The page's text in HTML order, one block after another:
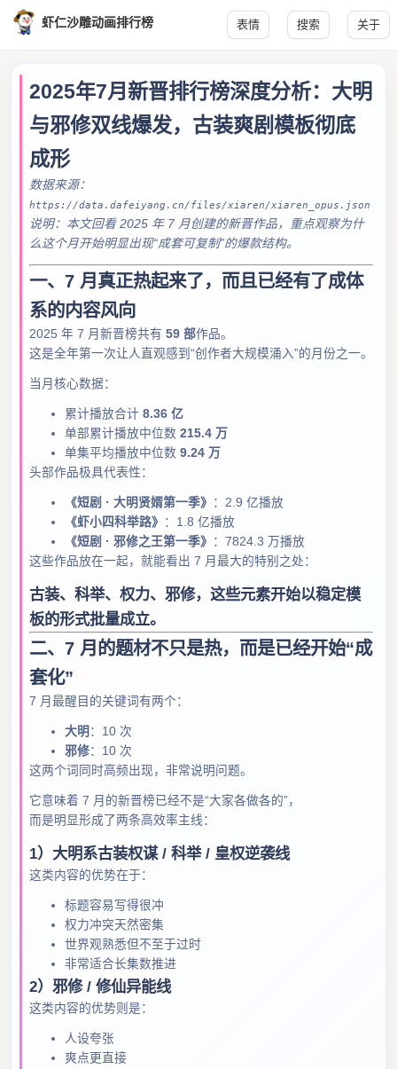
虾仁沙雕动画排行榜 表情 搜索 关于
2025年7月新晋排行榜深度分析：大明
与邪修双线爆发，古装爽剧模板彻底
成形
数据来源：
https://data.dafeiyang.cn/files/xiaren/xiaren_opus.json
说明：本文回看 2025 年 7 月创建的新晋作品，重点观察为什
么这个月开始明显出现“成套可复制”的爆款结构。
一、7 月真正热起来了，而且已经有了成体
系的内容风向
2025 年 7 月新晋榜共有 59 部作品。
这是全年第一次让人直观感到“创作者大规模涌入”的月份之一。
当月核心数据：
累计播放合计 8.36 亿
单部累计播放中位数 215.4 万
单集平均播放中位数 9.24 万
头部作品极具代表性：
《短剧 · 大明贤婿第一季》 ：2.9 亿播放
《虾小四科举路》 ：1.8 亿播放
《短剧 · 邪修之王第一季》 ：7824.3 万播放
这些作品放在一起，就能看出 7 月最大的特别之处：
古装、科举、权力、邪修，这些元素开始以稳定模
板的形式批量成立。
二、7 月的题材不只是热，而是已经开始“成
套化”
7 月最醒目的关键词有两个：
大明 ：10 次
邪修：10 次
这两个词同时高频出现，非常说明问题。
它意味着 7 月的新晋榜已经不是“大家各做各的”，
而是明显形成了两条高效率主线：
1）大明系古装权谋 / 科举 / 皇权逆袭线
这类内容的优势在于：
标题容易写得很冲
权力冲突天然密集
世界观熟悉但不至于过时
非常适合长集数推进
2）邪修 / 修仙异能线
这类内容的优势则是：
人设夸张
爽点更直接